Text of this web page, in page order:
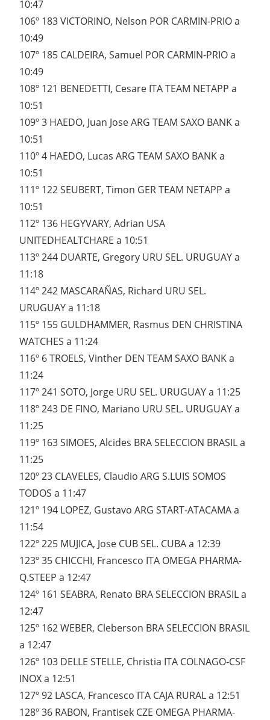
10:47
106º 183 VICTORINO, Nelson POR CARMIN-PRIO a
10:49
107º 185 CALDEIRA, Samuel POR CARMIN-PRIO a
10:49
108º 121 BENEDETTI, Cesare ITA TEAM NETAPP a
10:51
109º 3 HAEDO, Juan Jose ARG TEAM SAXO BANK a
10:51
110º 4 HAEDO, Lucas ARG TEAM SAXO BANK a
10:51
111º 122 SEUBERT, Timon GER TEAM NETAPP a
10:51
112º 136 HEGYVARY, Adrian USA
UNITEDHEALTCHARE a 10:51
113º 244 DUARTE, Gregory URU SEL. URUGUAY a
11:18
114º 242 MASCARAÑAS, Richard URU SEL.
URUGUAY a 11:18
115º 155 GULDHAMMER, Rasmus DEN CHRISTINA
WATCHES a 11:24
116º 6 TROELS, Vinther DEN TEAM SAXO BANK a
11:24
117º 241 SOTO, Jorge URU SEL. URUGUAY a 11:25
118º 243 DE FINO, Mariano URU SEL. URUGUAY a
11:25
119º 163 SIMOES, Alcides BRA SELECCION BRASIL a
11:25
120º 23 CLAVELES, Claudio ARG S.LUIS SOMOS
TODOS a 11:47
121º 194 LOPEZ, Gustavo ARG START-ATACAMA a
11:54
122º 225 MUJICA, Jose CUB SEL. CUBA a 12:39
123º 35 CHICCHI, Francesco ITA OMEGA PHARMA-
Q.STEEP a 12:47
124º 161 SEABRA, Renato BRA SELECCION BRASIL a
12:47
125º 162 WEBER, Cleberson BRA SELECCION BRASIL
a 12:47
126º 103 DELLE STELLE, Christia ITA COLNAGO-CSF
INOX a 12:51
127º 92 LASCA, Francesco ITA CAJA RURAL a 12:51
128º 36 RABON, Frantisek CZE OMEGA PHARMA-